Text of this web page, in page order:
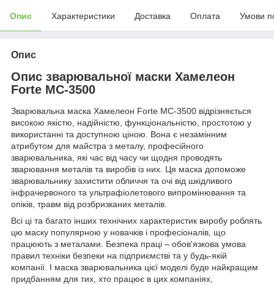
Опис Характеристики Доставка Оплата Умови
Опис
Опис зварювальної маски Хамелеон
Forte МС-3500
Зварювальна маска Хамелеон Forte МС-3500 відрізняється
високою якістю, надійністю, функціональністю, простотою у
використанні та доступною ціною. Вона є незамінним
атрибутом для майстра з металу, професійного
зварювальника, які час від часу чи щодня проводять
зварювання металів та виробів із них. Ця маска допоможе
зварювальнику захистити обличчя та очі від шкідливого
інфрачервоного та ультрафіолетового випромінювання та
опіків, травм від розбризканих металів.
Всі ці та багато інших технічних характеристик виробу роблять
цю маску популярною у новачків і професіоналів, що
працюють з металами. Безпека праці – обов'язкова умова
правил техніки безпеки на підприємстві та у будь-якій
компанії. І маска зварювальника цієї моделі буде найкращим
придбанням для тих, хто працює в цих компаніях,